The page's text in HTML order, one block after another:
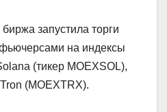
запустила торги
на индексы
(тикер MOEXSOL),
(MOEXTRX).